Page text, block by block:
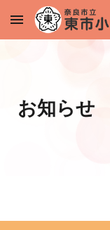
Skip to main content
お知らせ